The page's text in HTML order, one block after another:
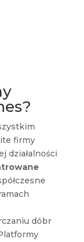
firmy
działalności
dóbr